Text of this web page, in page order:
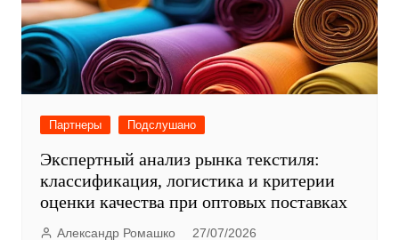
Партнеры Подслушано
Экспертный анализ рынка текстиля:
классификация, логистика и критерии
оценки качества при оптовых поставках
Александр Ромашко 27/07/2026